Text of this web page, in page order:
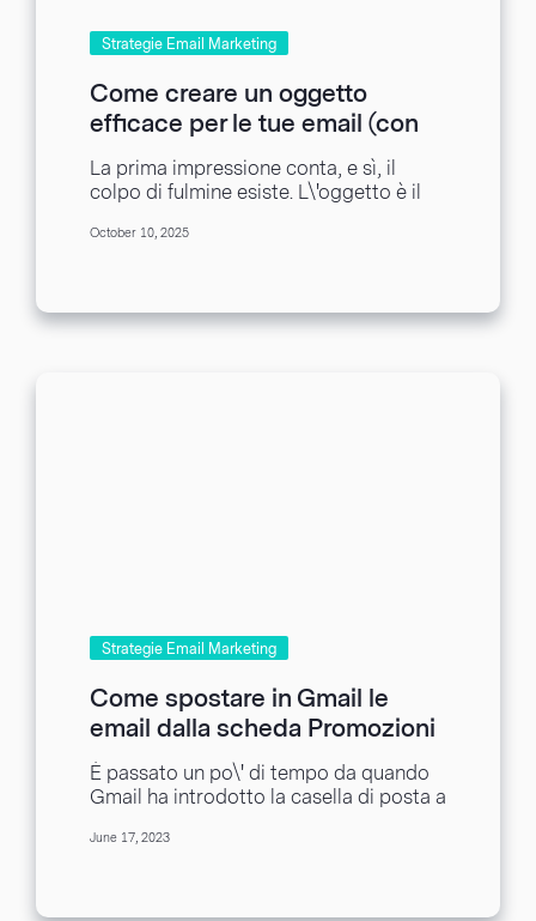
Strategie Email Marketing
Come creare un oggetto
efficace per le tue email (con
esempi)
La prima impressione conta, e sì, il
colpo di fulmine esiste. L\'oggetto è il
October 10, 2025
Strategie Email Marketing
Come spostare in Gmail le
email dalla scheda Promozioni
alla scheda Principale
È passato un po\' di tempo da quando
Gmail ha introdotto la casella di posta a
June 17, 2023